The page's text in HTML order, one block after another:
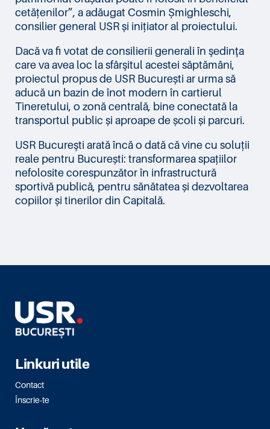
cetățenilor”, a adăugat Cosmin Șmighleschi,
consilier general USR și inițiator al proiectului.
Dacă va fi votat de consilierii generali în şedinţa
care va avea loc la sfârşitul acestei săptămâni,
proiectul propus de USR București ar urma să
aducă un bazin de înot modern în cartierul
Tineretului, o zonă centrală, bine conectată la
transportul public și aproape de școli și parcuri.
USR Bucureşti arată încă o dată că vine cu soluții
reale pentru București: transformarea spațiilor
nefolosite corespunzător în infrastructură
sportivă publică, pentru sănătatea și dezvoltarea
copiilor și tinerilor din Capitală.
Linkuri utile
Contact
Înscrie-te